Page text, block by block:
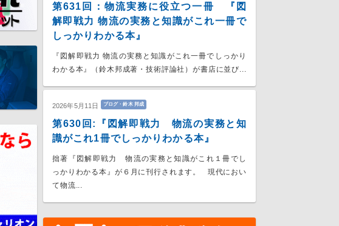
第631回：物流実務に役立つ一冊 『図
解即戦力 物流の実務と知識がこれ一冊で
しっかりわかる本』
『図解即戦力 物流の実務と知識がこれ一冊でしっかり
わかる本』（鈴木邦成著・技術評論社）が書店に並び...
2026年5月11日 ブログ・鈴木 邦成
第630回:『図解即戦力 物流の実務と知
識がこれ1冊でしっかりわかる本』
拙著『図解即戦力 物流の実務と知識がこれ１冊でし
っかりわかる本』が６月に刊行されます。 現代におい
て物流...